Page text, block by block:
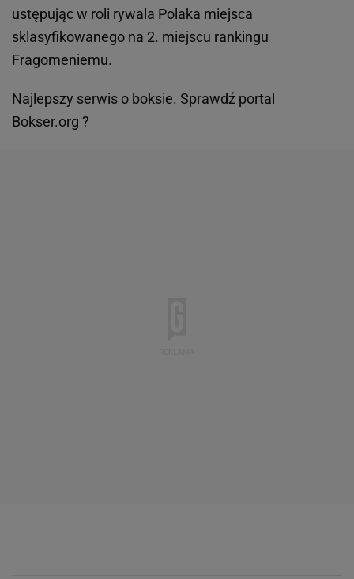
ustępując w roli rywala Polaka miejsca
sklasyfikowanego na 2. miejscu rankingu
Fragomeniemu.
Najlepszy serwis o boksie. Sprawdź portal
Bokser.org ?